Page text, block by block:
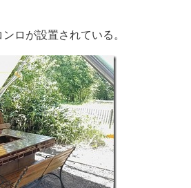
ロが設置されている。